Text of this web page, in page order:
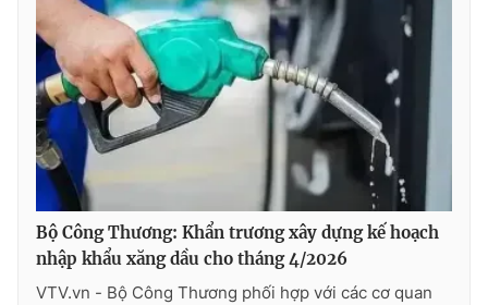
Bộ Công Thương: Khẩn trương xây dựng kế hoạch
nhập khẩu xăng dầu cho tháng 4/2026
VTV.vn - Bộ Công Thương phối hợp với các cơ quan